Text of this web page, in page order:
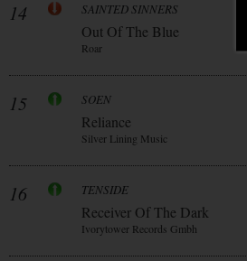
14 SAINTED SINNERS
Out Of The Blue
Roar
15 SOEN
Reliance
Silver Lining Music
16 TENSIDE
Receiver Of The Dark
Ivorytower Records Gmbh